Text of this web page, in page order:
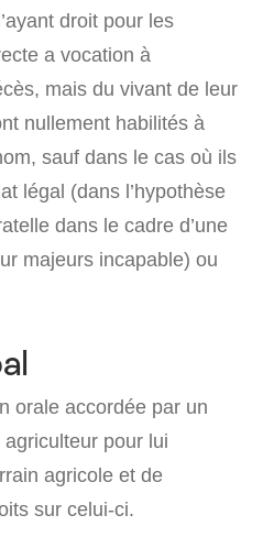
droit pour les
a vocation à
mais du vivant de leur
nullement habilités à
sauf dans le cas où ils
légal (dans l’hypothèse
dans le cadre d’une
majeurs incapable) ou
orale accordée par un
pour lui
agricole et de
sur celui-ci.